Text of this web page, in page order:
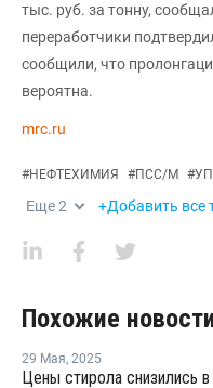
тыс. руб. за тонну,
переработчики
сообщили, что
вероятна.
mrc.ru
#НЕФТЕХИМИЯ #ПСС/М #
Еще2 +Добавить все
Похожие
29 Мая, 2025
Цены стирола снизились